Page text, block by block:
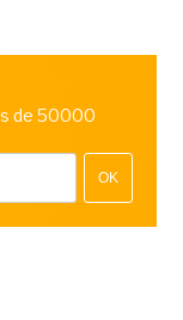
de 50000
OK